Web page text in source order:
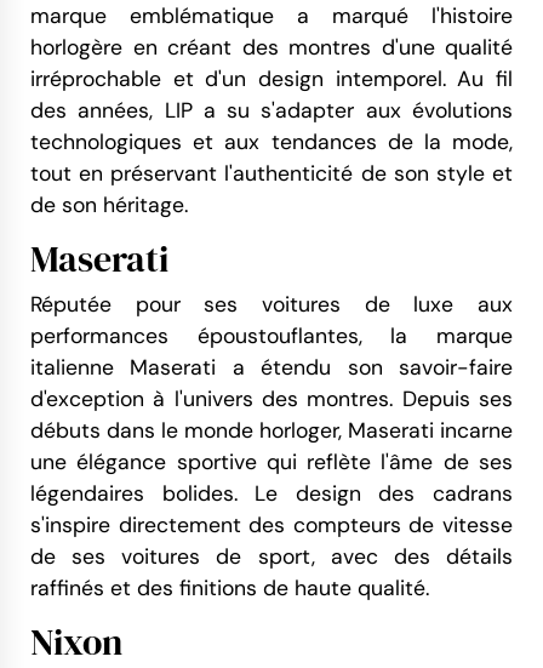
marque emblématique a marqué l'histoire
horlogère en créant des montres d'une qualité
irréprochable et d'un design intemporel. Au fil
des années, LIP a su s'adapter aux évolutions
technologiques et aux tendances de la mode,
tout en préservant l'authenticité de son style et
de son héritage.
Maserati
Réputée pour ses voitures de luxe aux
performances époustouflantes, la marque
italienne Maserati a étendu son savoir-faire
d'exception à l'univers des montres. Depuis ses
débuts dans le monde horloger, Maserati incarne
une élégance sportive qui reflète l'âme de ses
légendaires bolides. Le design des cadrans
s'inspire directement des compteurs de vitesse
de ses voitures de sport, avec des détails
raffinés et des finitions de haute qualité.
Nixon